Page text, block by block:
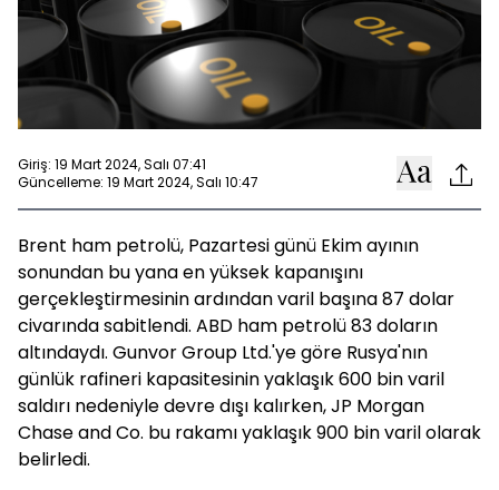
Giriş: 19 Mart 2024, Salı 07:41
Güncelleme: 19 Mart 2024, Salı 10:47
Brent ham petrolü, Pazartesi günü Ekim ayının
sonundan bu yana en yüksek kapanışını
gerçekleştirmesinin ardından varil başına 87 dolar
civarında sabitlendi. ABD ham petrolü 83 doların
altındaydı. Gunvor Group Ltd.'ye göre Rusya'nın
günlük rafineri kapasitesinin yaklaşık 600 bin varil
saldırı nedeniyle devre dışı kalırken, JP Morgan
Chase and Co. bu rakamı yaklaşık 900 bin varil olarak
belirledi.